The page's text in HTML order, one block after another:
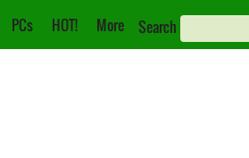
PCs HOT! More Search